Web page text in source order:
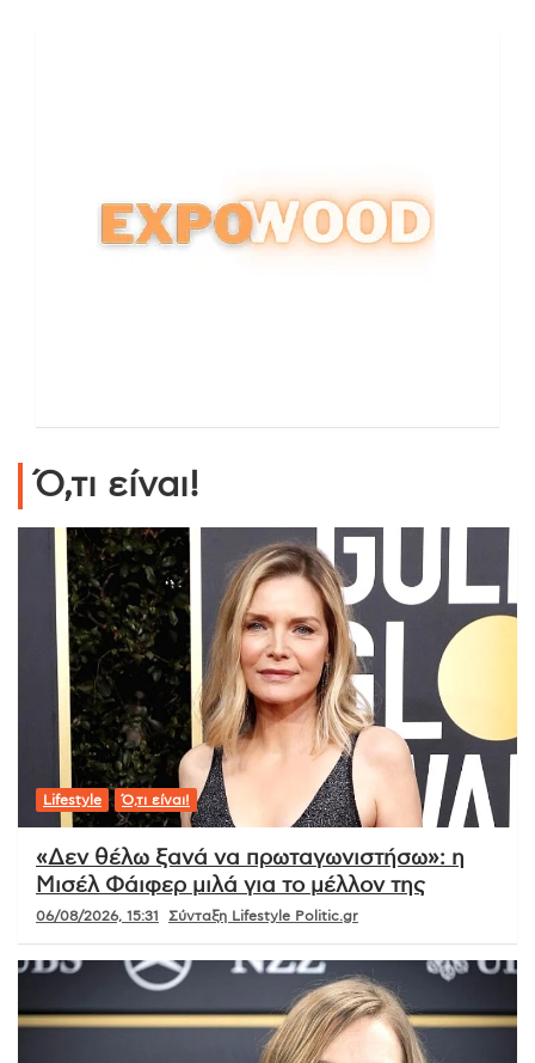
Ό,τι είναι!
Lifestyle Ό,τι είναι!
«Δεν θέλω ξανά να πρωταγωνιστήσω»: η
Μισέλ Φάιφερ μιλά για το μέλλον της
06/08/2026, 15:31 Σύνταξη Lifestyle Politic.gr